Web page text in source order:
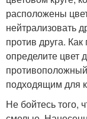
расположены
нейтрализовать
против друга.
определите цвет
подходящим для
Не бойтесь того,